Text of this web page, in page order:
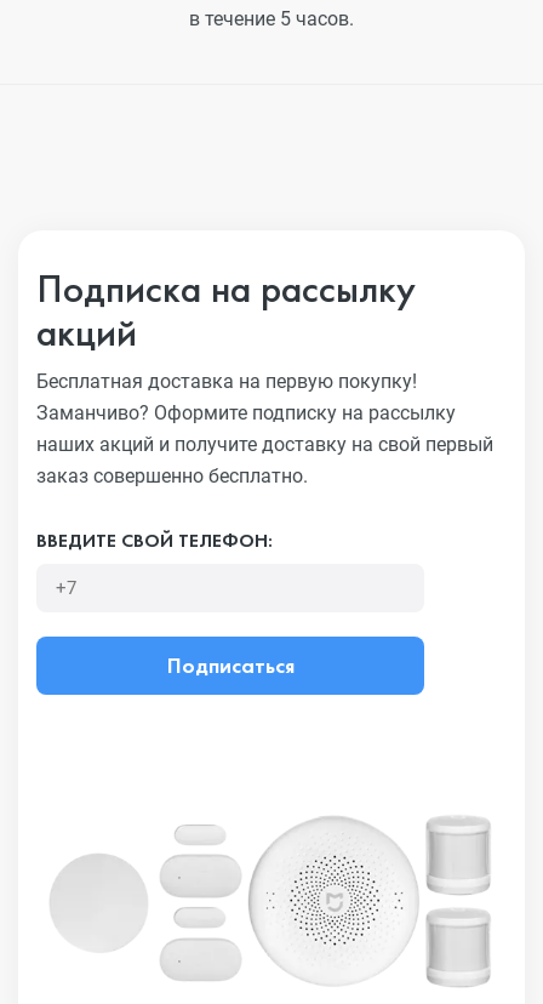
в течение 5 часов.
Подписка на рассылку
акций
Бесплатная доставка на первую покупку!
Заманчиво? Оформите подписку на рассылку
наших акций и получите доставку на свой первый
заказ совершенно бесплатно.
ВВЕДИТЕ СВОЙ ТЕЛЕФОН:
Подписаться